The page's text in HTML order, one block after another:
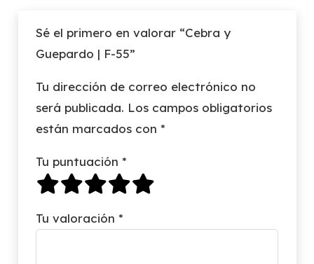
Sé el primero en valorar “Cebra y
Guepardo | F-55”
Tu dirección de correo electrónico no
será publicada. Los campos obligatorios
están marcados con *
Tu puntuación *
Tu valoración *